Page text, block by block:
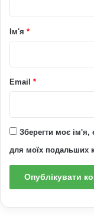
рІм'я *
Email *
Зберегти моє ім'я,
для моїх подальших